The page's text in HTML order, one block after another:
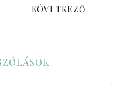
KÖVETKEZŐ